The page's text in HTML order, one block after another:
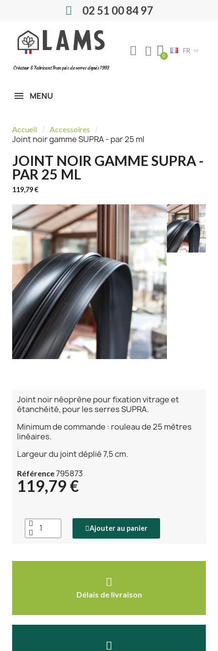
02 51 00 84 97
Créateur & Fabricant Français de serres depuis 1993
FR
MENU
Accueil Accessoires
Joint noir gamme SUPRA - par 25 ml
JOINT NOIR GAMME SUPRA -
PAR 25 ML
119,79 €
Joint noir néoprène pour fixation vitrage et
étanchéité, pour les serres SUPRA.
Minimum de commande : rouleau de 25 mètres
linéaires.
Largeur du joint déplié 7,5 cm.
Référence795873
119,79 €
Ajouter au panier
Délais de livraison